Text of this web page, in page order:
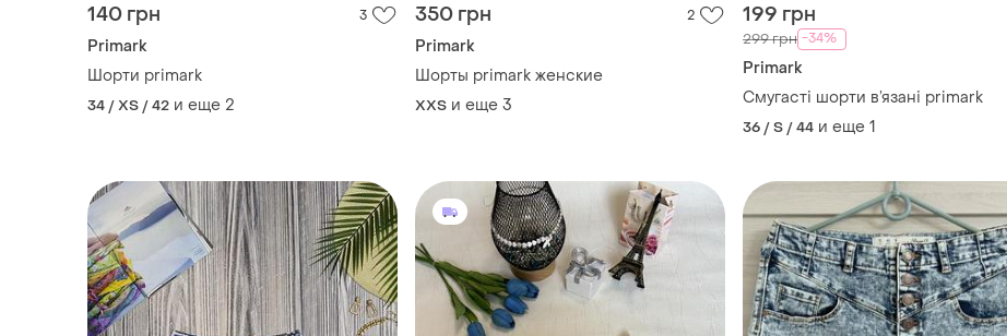
140 грн 3
Primark
Шорти primark
34 / XS / 42 и еще 2
350 грн 2
Primark
Шорты primark женские
XХS и еще 3
199 грн
299 грн -34%
Primark
Смугасті шорти в’язані primark
36 / S / 44 и еще 1